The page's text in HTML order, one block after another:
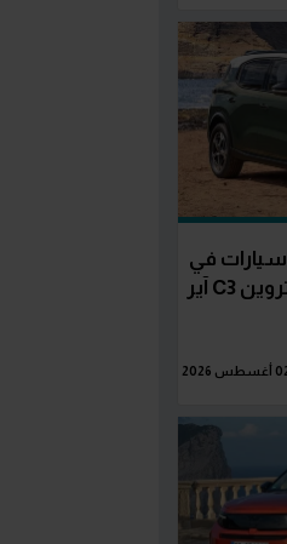
بعد إطلاقها الرسمي.. 7 سيارات في
حجم وسعر مقارب لـ سيتروين C3 آير